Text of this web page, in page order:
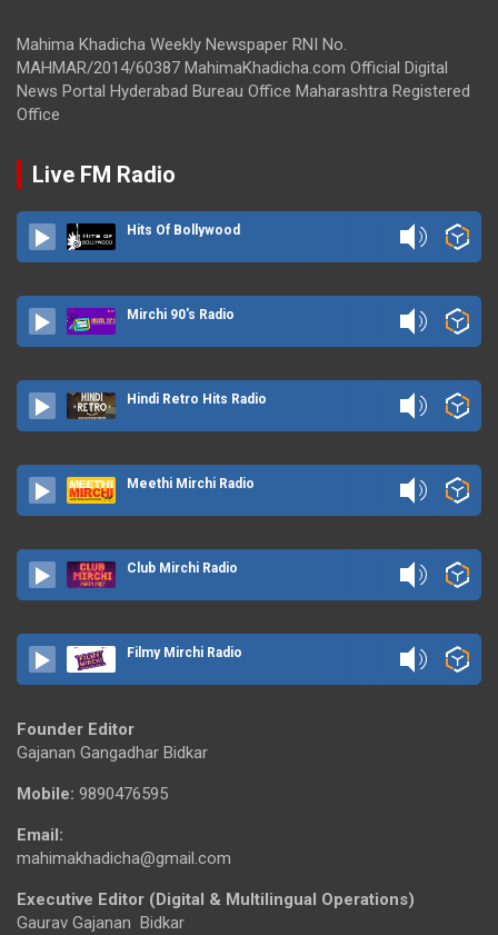
Mahima Khadicha Weekly Newspaper RNI No.
MAHMAR/2014/60387 MahimaKhadicha.com Official Digital
News Portal Hyderabad Bureau Office Maharashtra Registered
Office
Live FM Radio
Hits Of Bollywood
Mirchi 90's Radio
Hindi Retro Hits Radio
Meethi Mirchi Radio
Club Mirchi Radio
Filmy Mirchi Radio
Founder Editor
Gajanan Gangadhar Bidkar
Mobile: 9890476595
Email:
mahimakhadicha@gmail.com
Executive Editor (Digital & Multilingual Operations)
Gaurav Gajanan Bidkar